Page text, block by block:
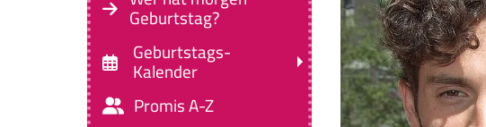
Geburtstag?
Geburtstags-
Kalender
Promis A-Z